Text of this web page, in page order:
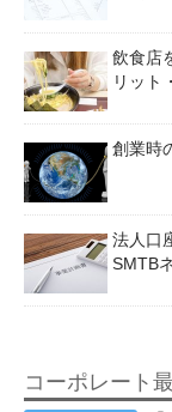
飲食店
リット
創業時
法人口
SMTB
コーポレート